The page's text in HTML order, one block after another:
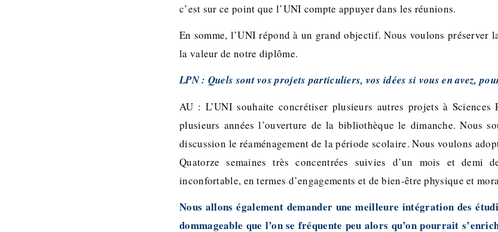
c’est sur ce point que l’UNI compte appuyer dans les réunions.
En somme, l’UNI répond à un grand objectif. Nous voulons préserver
la valeur de notre diplôme.
LPN : Quels sont vos projets particuliers, vos idées si vous en avez,
AU : L’UNI souhaite concrétiser plusieurs autres projets à Sciences
plusieurs années l’ouverture de la bibliothèque le dimanche. Nous
discussion le réaménagement de la période scolaire. Nous voulons
Quatorze semaines très concentrées suivies d’un mois et demi
inconfortable, en termes d’engagements et de bien-être physique et
Nous allons également demander une meilleure intégration des
dommageable que l’on se fréquente peu alors qu’on pourrait